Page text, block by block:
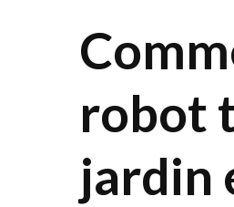
robot
jardin